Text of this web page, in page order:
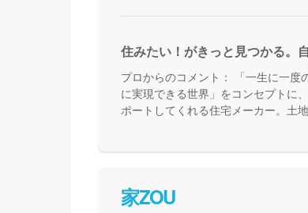
住みたい！がきっと見つかる。
プロからのコメント：
「一生に一
に実現できる世界」をコンセプトに
ポートしてくれる住宅メーカー。土
家ZOU